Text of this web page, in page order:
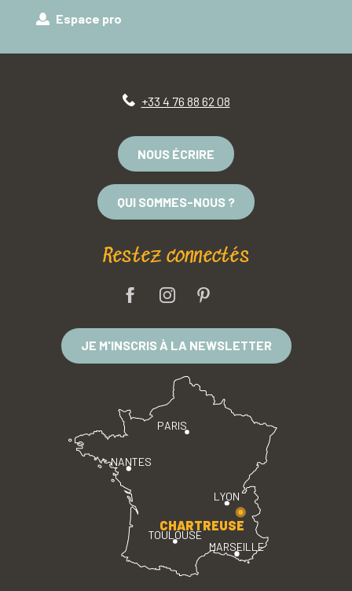
Espace pro
+33 4 76 88 62 08
NOUS ÉCRIRE
QUI SOMMES-NOUS ?
Restez connectés
JE M'INSCRIS À LA NEWSLETTER
PARIS
LYON
TOULOUSE
MARSEILLE
NANTES
CHARTREUSE